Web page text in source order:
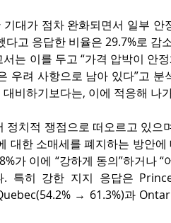
대가 점차 완화되면서 일부 안
다고 응답한 비율은 29.7%로 감
는 이를 두고 “가격 압박이 안
우려 사항으로 남아 있다”고 분
비하기보다는, 이에 적응해 나
정치적 쟁점으로 떠오르고 있으
대한 소매세를 폐지하는 방안
가 이에 “강하게 동의”하거나
. 특히 강한 지지 응답은
→ 61.3%)과